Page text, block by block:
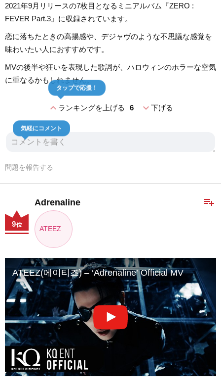
2021年9月リリースの7枚目となるミニアルバム『ZERO :
FEVER Part.3』に収録されています。
恋に落ちたときの高揚感や、デジャヴのような不思議な感覚を
味わいたい人におすすめです。
MVの後半や狂いを表現した歌詞が、ハロウィンのホラーな空気
に重なるかもしれません。
expand_lessランキングを上げる 6
タップで応援！
expand_more下げる
気軽にコメント
問題を報告する
playlist_add
Adrenaline
ATEEZ
9位
ATEEZ(에이티즈) – ‘Adrenaline’ Official MV